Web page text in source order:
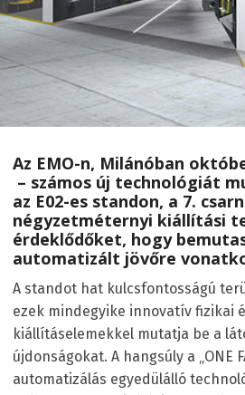
Az EMO-n, Milánóban
– számos új technológiát
az E02-es standon, a 7.
négyzetméternyi kiállítási
érdeklődőket, hogy
automatizált jövőre
A standot hat kulcsfontosságú
ezek mindegyike innovatív fizikai
kiállításelemekkel mutatja be a
újdonságokat. A hangsúly a „ONE
automatizálás egyedülálló